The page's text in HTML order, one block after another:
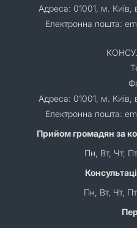
Адреса: 01001, м. Київ,
Електронна пошта:
Адреса: 01001, м. Київ,
Електронна пошта:
Прийом громадян за
Пн, Вт, Чт,
Пн, Вт, Чт,